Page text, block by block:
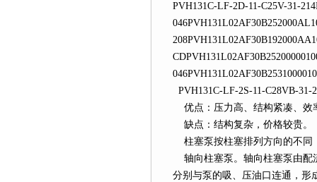
PVH131C-LF-2D-11-C25V-31-
PVH131C-LF-2S-11-C28VB-31-
优点：压力高、结构紧凑
缺点：结构复杂，价格较贵。
柱塞泵按柱塞排列方向的不同
轴向柱塞泵。轴向柱塞泵由配流
分别与泵的吸、压油口连通，